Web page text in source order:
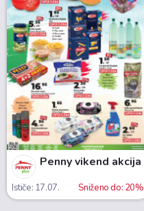
Penny vikend akcija
Ističe: 17.07. Sniženo do: 20%